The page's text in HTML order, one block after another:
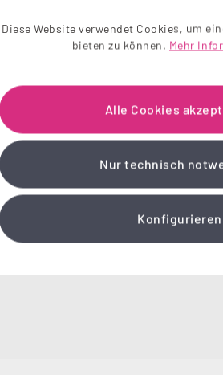
Diese Website verwendet Cookies, um
bieten zu können. Mehr
Alle Cookies
Nur technisch
Konfigurieren